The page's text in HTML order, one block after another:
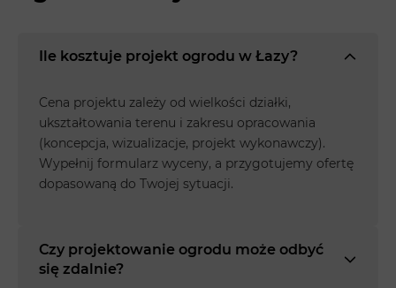
Ile kosztuje projekt ogrodu w Łazy?
Cena projektu zależy od wielkości działki,
ukształtowania terenu i zakresu opracowania
(koncepcja, wizualizacje, projekt wykonawczy).
Wypełnij formularz wyceny, a przygotujemy ofertę
dopasowaną do Twojej sytuacji.
Czy projektowanie ogrodu może odbyć
się zdalnie?